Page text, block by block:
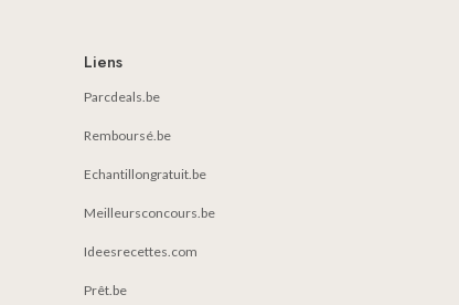
Liens
Parcdeals.be
Remboursé.be
Echantillongratuit.be
Meilleursconcours.be
Ideesrecettes.com
Prêt.be